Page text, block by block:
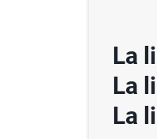
La
La
La